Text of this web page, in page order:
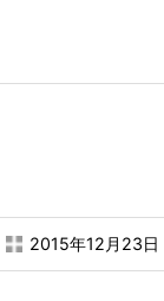
2015年12月23日